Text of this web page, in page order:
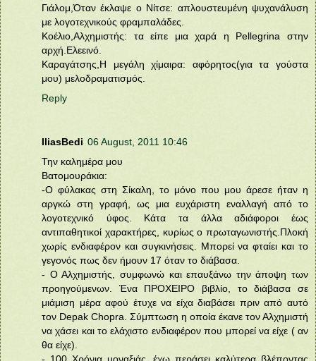
Γιάλομ,Όταν έκλαψε ο Νίτσε: απλουστευμένη ψυχανάλυση
με λογοτεχνικούς φραμπαλάδες.
Κοέλιο,Αλχημιστής: τα είπε μια χαρά η Pellegrina στην
αρχή.Ελεεινό.
Καραγάτσης,Η μεγάλη χίμαιρα: αφόρητος(για τα γούστα
μου) μελοδραματισμός.
Reply
IliasBedi 06 August, 2011 10:46
Την καλημέρα μου
Βατομουράκια:
-Ο φύλακας στη Σίκαλη, το μόνο που μου άρεσε ήταν η
αργκώ στη γραφή, ως μια ευχάριστη εναλλαγή από το
λογοτεχνικό ύφος. Κάτα τα άλλα αδιάφοροι έως
αντιπαθητικοί χαρακτήρες, κυρίως ο πρωταγωνιστής.Πλοκή
χωρίς ενδιαφέρον και συγκινήσεις. Μπορεί να φταίει και το
γεγονός πως δεν ήμουν 17 όταν το διάβασα.
- Ο Αλχημιστής, συμφωνώ και επαυξάνω την άποψη των
προηγούμενων. Ένα ΠΡΟΧΕΙΡΟ βιβλίο, το διάβασα σε
μιάμιση μέρα αφού έτυχε να είχα διαβάσει πριν από αυτό
τον Depak Chopra. Σύμπτωση η οποία έκανε τον Αλχημιστή
να χάσει και το ελάχιστο ενδιαφέρον που μπορεί να είχε ( αν
θα είχε).
- 100 Χρόνια μοναξιάς, έχω περάσει καλύτερα βλέποντας